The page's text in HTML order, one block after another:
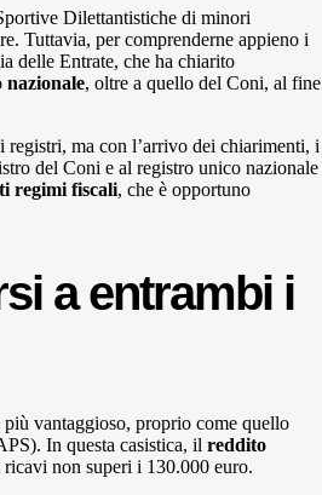
Dilettantistiche di minori
Tuttavia, per comprenderne appieno i
delle Entrate, che ha chiarito
nazionale, oltre a quello del Coni, al fine
registri, ma con l’arrivo dei chiarimenti, i
del Coni e al registro unico nazionale
regimi fiscali, che è opportuno
a entrambi i
vantaggioso, proprio come quello
In questa casistica, il reddito
ricavi non superi i 130.000 euro.